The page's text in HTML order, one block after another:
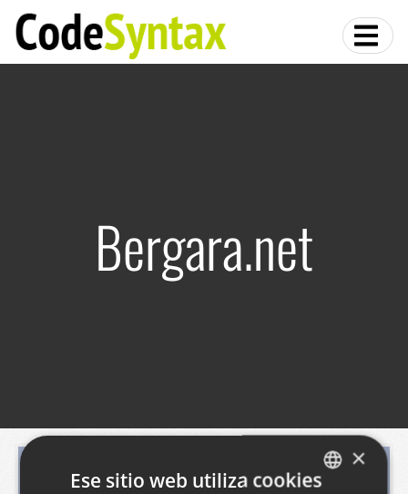
Bergara.net
×
Ese sitio web utiliza cookies